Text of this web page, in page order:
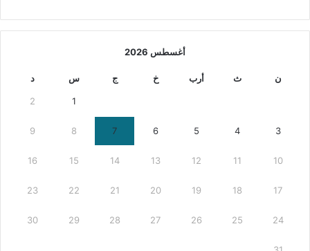
أغسطس 2026
ن ث أرب خ ج س د
1
2
3
4
5
6
7
8
9
10
11
12
13
14
15
16
17
18
19
20
21
22
23
24
25
26
27
28
29
30